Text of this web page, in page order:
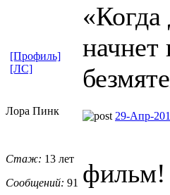
«Когда
[Профиль]
[ЛС]
Лора Пинк
Стаж: 13 лет
Сообщений: 91
29-Апр-
фильм!